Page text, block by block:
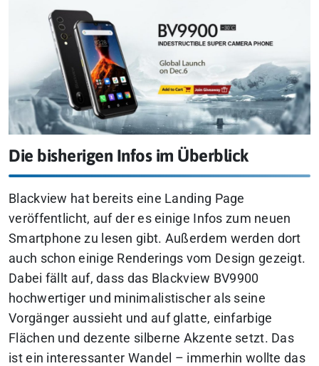
Die bisherigen Infos im Überblick
Blackview hat bereits eine Landing Page
veröffentlicht, auf der es einige Infos zum neuen
Smartphone zu lesen gibt. Außerdem werden dort
auch schon einige Renderings vom Design gezeigt.
Dabei fällt auf, dass das Blackview BV9900
hochwertiger und minimalistischer als seine
Vorgänger aussieht und auf glatte, einfarbige
Flächen und dezente silberne Akzente setzt. Das
ist ein interessanter Wandel – immerhin wollte das